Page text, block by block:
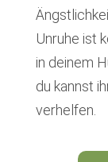
Unruhe ist
in deinem
du kannst
verhelfen.